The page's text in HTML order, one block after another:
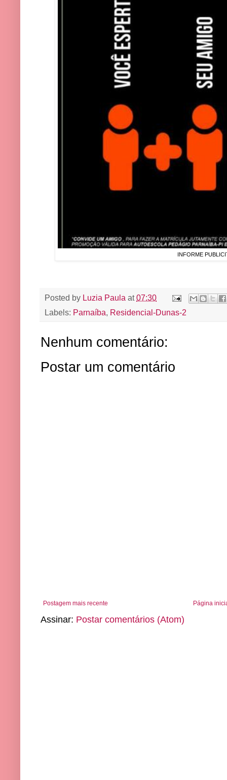
INFORME
Posted by Luzia Paula at07:30
Labels: Parnaíba, Residencial-Dunas-2
Nenhum comentário:
Postar um comentário
Postagem mais recente Página
Assinar: Postar comentários (Atom)